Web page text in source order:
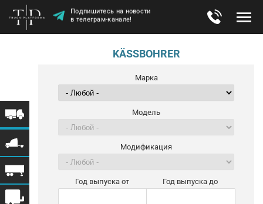
Подпишитесь на новости
в телеграм-канале!
KÄSSBOHRER
Марка
Модель
Модификация
Год выпуска от Год выпуска до